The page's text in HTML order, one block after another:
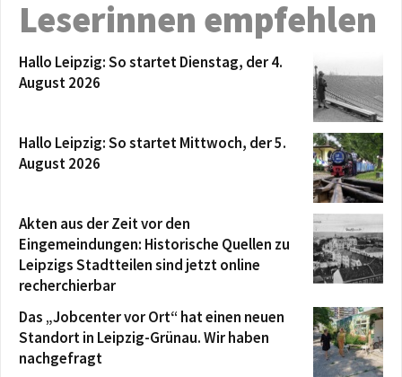
Leserinnen empfehlen
Hallo Leipzig: So startet Dienstag, der 4.
August 2026
Hallo Leipzig: So startet Mittwoch, der 5.
August 2026
Akten aus der Zeit vor den
Eingemeindungen: Historische Quellen zu
Leipzigs Stadtteilen sind jetzt online
recherchierbar
Das „Jobcenter vor Ort“ hat einen neuen
Standort in Leipzig-Grünau. Wir haben
nachgefragt